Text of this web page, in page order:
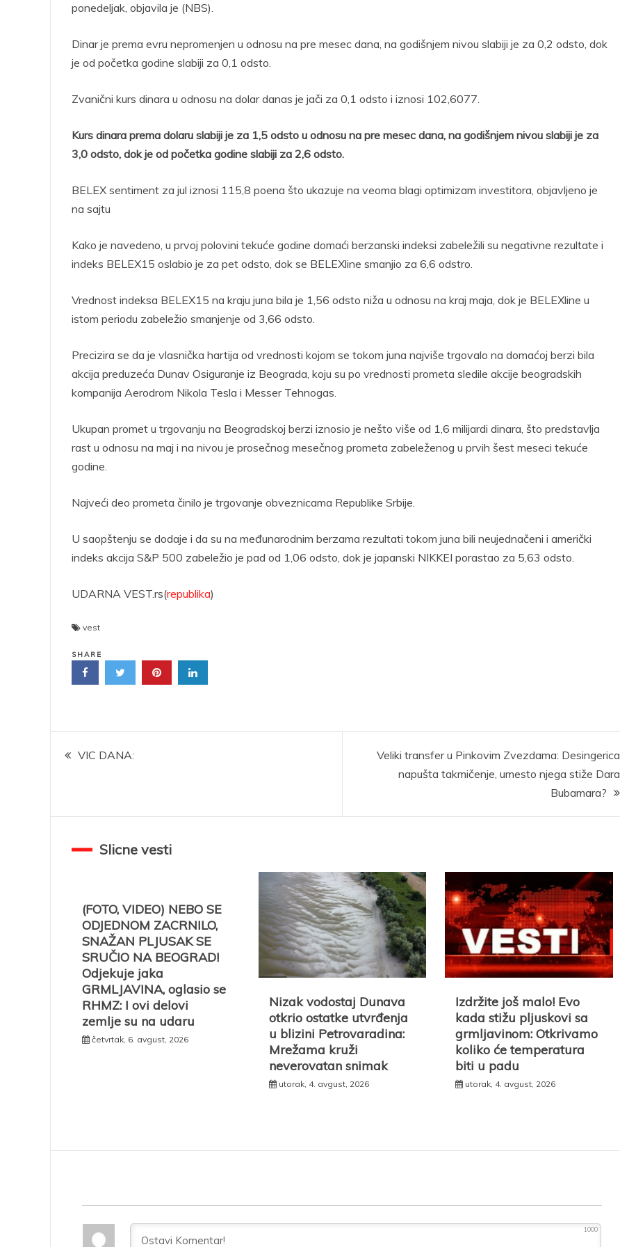
ponedeljak, objavila je (NBS).
Dinar je prema evru nepromenjen u odnosu na pre mesec dana, na godišnjem nivou slabiji je za 0,2 odsto, dok
je od početka godine slabiji za 0,1 odsto.
Zvanični kurs dinara u odnosu na dolar danas je jači za 0,1 odsto i iznosi 102,6077.
Kurs dinara prema dolaru slabiji je za 1,5 odsto u odnosu na pre mesec dana, na godišnjem nivou slabiji je za
3,0 odsto, dok je od početka godine slabiji za 2,6 odsto.
BELEX sentiment za jul iznosi 115,8 poena što ukazuje na veoma blagi optimizam investitora, objavljeno je
na sajtu
Kako je navedeno, u prvoj polovini tekuće godine domaći berzanski indeksi zabeležili su negativne rezultate i
indeks BELEX15 oslabio je za pet odsto, dok se BELEXline smanjio za 6,6 odstro.
Vrednost indeksa BELEX15 na kraju juna bila je 1,56 odsto niža u odnosu na kraj maja, dok je BELEXline u
istom periodu zabeležio smanjenje od 3,66 odsto.
Precizira se da je vlasnička hartija od vrednosti kojom se tokom juna najviše trgovalo na domaćoj berzi bila
akcija preduzeća Dunav Osiguranje iz Beograda, koju su po vrednosti prometa sledile akcije beogradskih
kompanija Aerodrom Nikola Tesla i Messer Tehnogas.
Ukupan promet u trgovanju na Beogradskoj berzi iznosio je nešto više od 1,6 milijardi dinara, što predstavlja
rast u odnosu na maj i na nivou je prosečnog mesečnog prometa zabeleženog u prvih šest meseci tekuće
godine.
Najveći deo prometa činilo je trgovanje obveznicama Republike Srbije.
U saopštenju se dodaje i da su na međunarodnim berzama rezultati tokom juna bili neujednačeni i američki
indeks akcija S&P 500 zabeležio je pad od 1,06 odsto, dok je japanski NIKKEI porastao za 5,63 odsto.
UDARNA VEST.rs(republika)
vest
SHARE
Kretanje
VIC DANA:
Veliki transfer u Pinkovim Zvezdama: Desingerica
napušta takmičenje, umesto njega stiže Dara
Bubamara?
Slicne vesti
(FOTO, VIDEO) NEBO SE
ODJEDNOM ZACRNILO,
SNAŽAN PLJUSAK SE
SRUČIO NA BEOGRAD!
Odjekuje jaka
GRMLJAVINA, oglasio se
RHMZ: I ovi delovi
zemlje su na udaru
četvrtak, 6. avgust, 2026
Nizak vodostaj Dunava
otkrio ostatke utvrđenja
u blizini Petrovaradina:
Mrežama kruži
neverovatan snimak
utorak, 4. avgust, 2026
Izdržite još malo! Evo
kada stižu pljuskovi sa
grmljavinom: Otkrivamo
koliko će temperatura
biti u padu
utorak, 4. avgust, 2026
1000